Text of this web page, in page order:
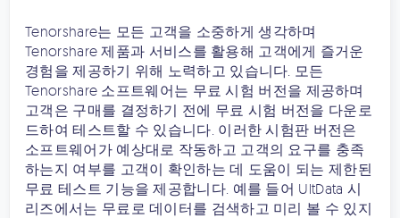
Tenorshare는 모든 고객을 소중하게 생각하며
Tenorshare 제품과 서비스를 활용해 고객에게 즐거운
경험을 제공하기 위해 노력하고 있습니다. 모든
Tenorshare 소프트웨어는 무료 시험 버전을 제공하며
고객은 구매를 결정하기 전에 무료 시험 버전을 다운로
드하여 테스트할 수 있습니다. 이러한 시험판 버전은
소프트웨어가 예상대로 작동하고 고객의 요구를 충족
하는지 여부를 고객이 확인하는 데 도움이 되는 제한된
무료 테스트 기능을 제공합니다. 예를 들어 UltData 시
리즈에서는 무료로 데이터를 검색하고 미리 볼 수 있지